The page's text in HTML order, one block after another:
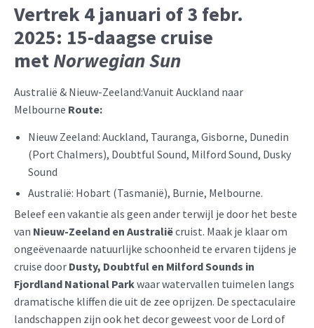
Vertrek 4 januari of 3 febr.
2025: 15-daagse cruise
metNorwegian Sun
Australië & Nieuw-Zeeland:Vanuit Auckland naar
Melbourne Route:
Nieuw Zeeland: Auckland, Tauranga, Gisborne, Dunedin
(Port Chalmers), Doubtful Sound, Milford Sound, Dusky
Sound
Australië: Hobart (Tasmanië), Burnie, Melbourne.
Beleef een vakantie als geen ander terwijl je door het beste
van Nieuw-Zeeland en Australiëcruist. Maak je klaar om
ongeëvenaarde natuurlijke schoonheid te ervaren tijdens je
cruise door Dusty, Doubtful en Milford Sounds in
Fjordland National Parkwaar watervallen tuimelen langs
dramatische kliffen die uit de zee oprijzen. De spectaculaire
landschappen zijn ook het decor geweest voor de Lord of